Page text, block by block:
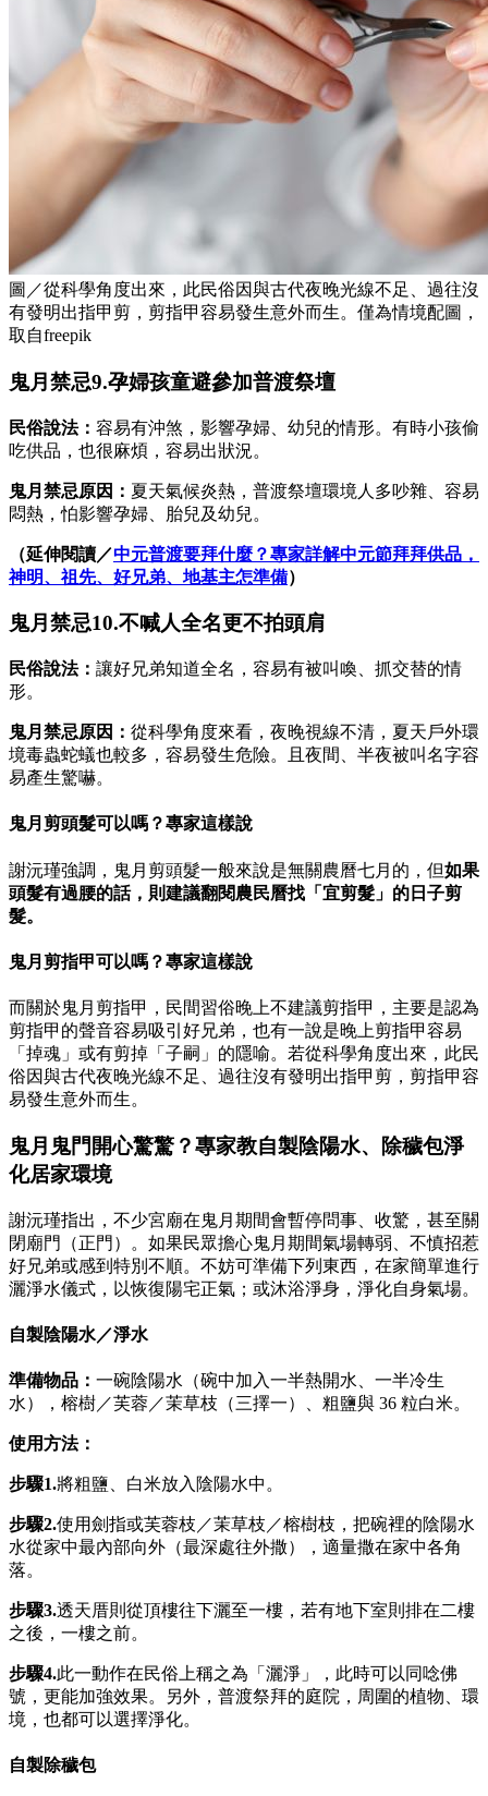
圖／從科學角度出來，此民俗因與古代夜晚光線不足、過往沒
有發明出指甲剪，剪指甲容易發生意外而生。僅為情境配圖，
取自freepik
鬼月禁忌9.孕婦孩童避參加普渡祭壇
民俗說法： 容易有沖煞，影響孕婦、幼兒的情形。有時小孩偷
吃供品，也很麻煩，容易出狀況。
鬼月禁忌原因： 夏天氣候炎熱，普渡祭壇環境人多吵雜、容易
悶熱，怕影響孕婦、胎兒及幼兒。
（延伸閱讀／中元普渡要拜什麼？專家詳解中元節拜拜供品，
神明、祖先、好兄弟、地基主怎準備）
鬼月禁忌10.不喊人全名更不拍頭肩
民俗說法： 讓好兄弟知道全名，容易有被叫喚、抓交替的情
形。
鬼月禁忌原因： 從科學角度來看，夜晚視線不清，夏天戶外環
境毒蟲蛇蟻也較多，容易發生危險。且夜間、半夜被叫名字容
易產生驚嚇。
鬼月剪頭髮可以嗎？專家這樣說
謝沅瑾強調，鬼月剪頭髮一般來說是無關農曆七月的，但如果
頭髮有過腰的話，則建議翻閱農民曆找「宜剪髮」的日子剪
髮。
鬼月剪指甲可以嗎？專家這樣說
而關於鬼月剪指甲，民間習俗晚上不建議剪指甲，主要是認為
剪指甲的聲音容易吸引好兄弟，也有一說是晚上剪指甲容易
「掉魂」或有剪掉「子嗣」的隱喻。若從科學角度出來，此民
俗因與古代夜晚光線不足、過往沒有發明出指甲剪，剪指甲容
易發生意外而生。
鬼月鬼門開心驚驚？專家教自製陰陽水、除穢包淨
化居家環境
謝沅瑾指出，不少宮廟在鬼月期間會暫停問事、收驚，甚至關
閉廟門（正門）。如果民眾擔心鬼月期間氣場轉弱、不慎招惹
好兄弟或感到特別不順。不妨可準備下列東西，在家簡單進行
灑淨水儀式，以恢復陽宅正氣；或沐浴淨身，淨化自身氣場。
自製陰陽水／淨水
準備物品： 一碗陰陽水（碗中加入一半熱開水、一半冷生
水），榕樹／芙蓉／茉草枝（三擇一）、粗鹽與 36 粒白米。
使用方法：
步驟1.將粗鹽、白米放入陰陽水中。
步驟2.使用劍指或芙蓉枝／茉草枝／榕樹枝，把碗裡的陰陽水
水從家中最內部向外（最深處往外撒），適量撒在家中各角
落。
步驟3.透天厝則從頂樓往下灑至一樓，若有地下室則排在二樓
之後，一樓之前。
步驟4.此一動作在民俗上稱之為「灑淨」，此時可以同唸佛
號，更能加強效果。另外，普渡祭拜的庭院，周圍的植物、環
境，也都可以選擇淨化。
自製除穢包